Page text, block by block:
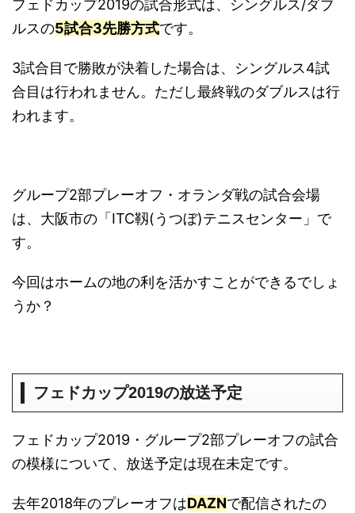
フェドカップ2019の試合形式は、シングルス/ダブ
ルスの5試合3先勝方式です。
3試合目で勝敗が決着した場合は、シングルス4試
合目は行われません。ただし最終戦のダブルスは行
われます。
グループ2部プレーオフ・オランダ戦の試合会場
は、大阪市の「ITC靱(うつぼ)テニスセンター」で
す。
今回はホームの地の利を活かすことができるでしょ
うか？
フェドカップ2019の放送予定
フェドカップ2019・グループ2部プレーオフの試合
の模様について、放送予定は現在未定です。
去年2018年のプレーオフはDAZNで配信されたの